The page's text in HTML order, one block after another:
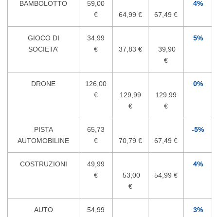
BAMBOLOTTO
59,00
€
64,99 € 67,49 €
4%
GIOCO DI
SOCIETA’
34,99
€
37,83 €
39,90
€
5%
DRONE
126,00
€
129,99
€
129,99
€
0%
PISTA
AUTOMOBILINE
65,73
€
70,79 € 67,49 €
-5%
COSTRUZIONI
49,99
€
53,00
€
54,99 €
4%
AUTO 54,99 3%